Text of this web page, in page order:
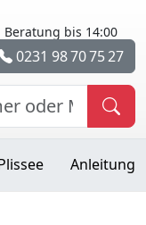
Beratung bis 14:00
0231 98 70 75 27
Anleitung